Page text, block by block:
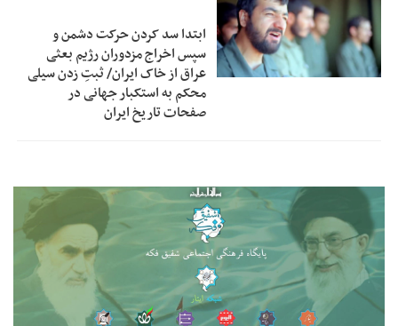
ابتدا سد کردن حرکت دشمن و
سپس اخراج مزدوران رژیم بعثی
عراق از خاک ایران/ ثبتِ زدن سیلی
محکم به استکبار جهانی در
صفحات تاریخ ایران